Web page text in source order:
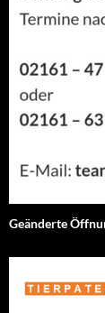
Geänderte